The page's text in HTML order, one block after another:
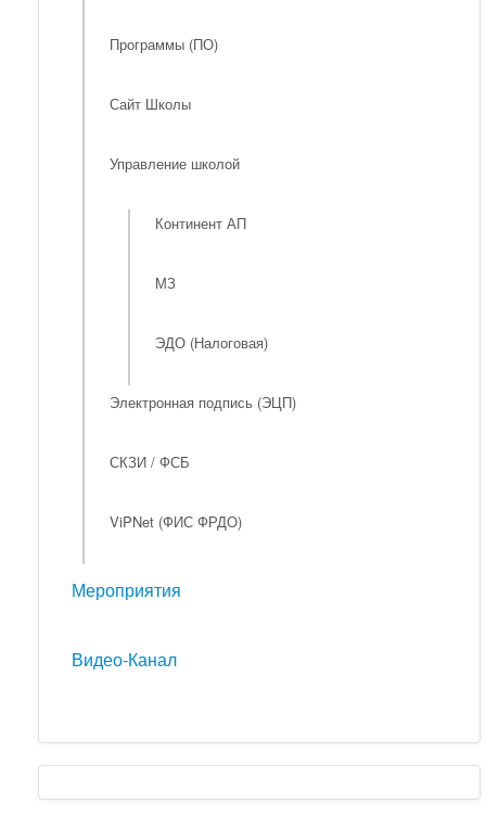
Программы (ПО)
Сайт Школы
Управление школой
Континент АП
МЗ
ЭДО (Налоговая)
Электронная подпись (ЭЦП)
СКЗИ / ФСБ
ViPNet (ФИС ФРДО)
Мероприятия
Видео-Канал